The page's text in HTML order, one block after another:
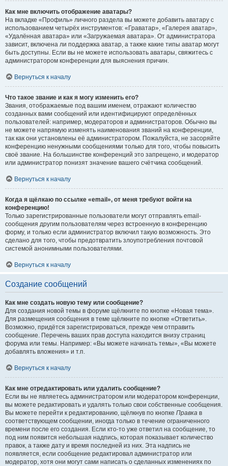
Как мне включить отображение аватары?
На вкладке «Профиль» личного раздела вы можете добавить аватару с
использованием четырёх инструментов: «Граватар», «Галерея аватар»,
«Удалённая аватара» или «Загружаемая аватара». От администратора
зависит, включена ли поддержка аватар, а также какие типы аватар могут
быть доступны. Если вы не можете использовать аватары, свяжитесь с
администратором конференции для выяснения причин.
Вернуться к началу
Что такое звание и как я могу изменить его?
Звания, отображаемые под вашим именем, отражают количество
созданных вами сообщений или идентифицируют определённых
пользователей: например, модераторов и администраторов. Обычно вы
не можете напрямую изменять наименования званий на конференции,
так как они установлены её администратором. Пожалуйста, не засоряйте
конференцию ненужными сообщениями только для того, чтобы повысить
своё звание. На большинстве конференций это запрещено, и модератор
или администратор понизят значение вашего счётчика сообщений.
Вернуться к началу
Когда я щёлкаю по ссылке «email», от меня требуют войти на
конференцию!
Только зарегистрированные пользователи могут отправлять email-
сообщения другим пользователям через встроенную в конференцию
форму, и только если администратор включил такую возможность. Это
сделано для того, чтобы предотвратить злоупотребления почтовой
системой анонимными пользователями.
Вернуться к началу
Создание сообщений
Как мне создать новую тему или сообщение?
Для создания новой темы в форуме щёлкните по кнопке «Новая тема».
Для размещения сообщения в теме щёлкните по кнопке «Ответить».
Возможно, придётся зарегистрироваться, прежде чем отправить
сообщение. Перечень ваших прав доступа находится внизу страниц
форума или темы. Например: «Вы можете начинать темы», «Вы можете
добавлять вложения» и т.п.
Вернуться к началу
Как мне отредактировать или удалить сообщение?
Если вы не являетесь администратором или модератором конференции,
вы можете редактировать и удалять только свои собственные сообщения.
Вы можете перейти к редактированию, щёлкнув по кнопке Правка в
соответствующем сообщении, иногда только в течение ограниченного
времени после его создания. Если кто-то уже ответил на сообщение, то
под ним появится небольшая надпись, которая показывает количество
правок, а также дату и время последней из них. Эта надпись не
появляется, если сообщение редактировал администратор или
модератор, хотя они могут сами написать о сделанных изменениях по